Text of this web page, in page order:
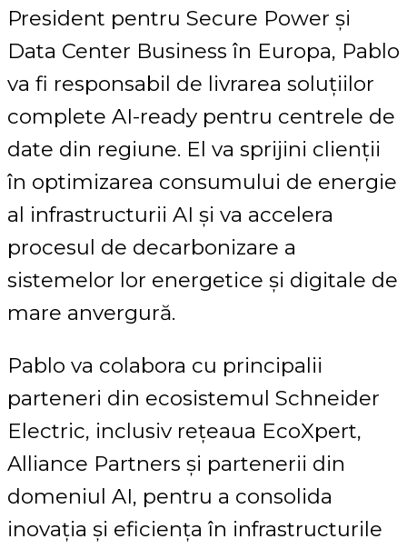
President pentru Secure Power și
Data Center Business în Europa, Pablo
va fi responsabil de livrarea soluțiilor
complete AI-ready pentru centrele de
date din regiune. El va sprijini clienții
în optimizarea consumului de energie
al infrastructurii AI și va accelera
procesul de decarbonizare a
sistemelor lor energetice și digitale de
mare anvergură.
Pablo va colabora cu principalii
parteneri din ecosistemul Schneider
Electric, inclusiv rețeaua EcoXpert,
Alliance Partners și partenerii din
domeniul AI, pentru a consolida
inovația și eficiența în infrastructurile